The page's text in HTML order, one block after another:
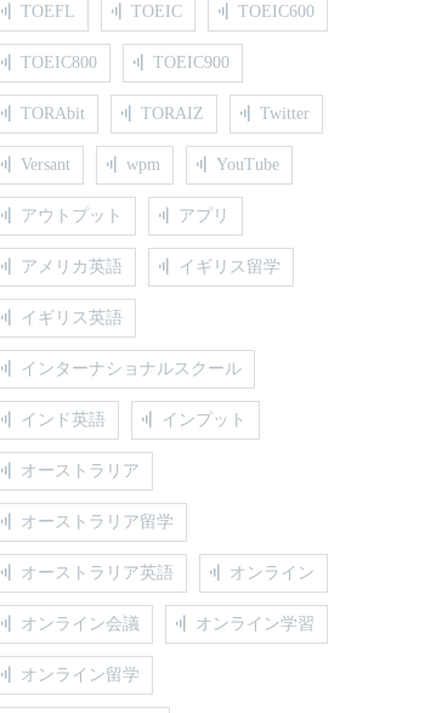
TOEFL TOEIC TOEIC600
TOEIC800 TOEIC900
TORAbit TORAIZ Twitter
Versant wpm YouTube
アウトプット アプリ
アメリカ英語 イギリス留学
イギリス英語
インターナショナルスクール
インド英語 インプット
オーストラリア
オーストラリア留学
オーストラリア英語 オンライン
オンライン会議 オンライン学習
オンライン留学